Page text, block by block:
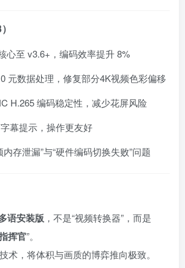
心至 v3.6+，编码效率提升 8%
元数据处理，修复部分4K视频色彩偏移
H.265 编码稳定性，减少花屏风险
幕提示，操作更友好
内存泄漏”与“硬件编码切换失败”问题
语安装版 ，不是“视频转换器”，而是
挥官”。
术，将体积与画质的博弈推向极致。